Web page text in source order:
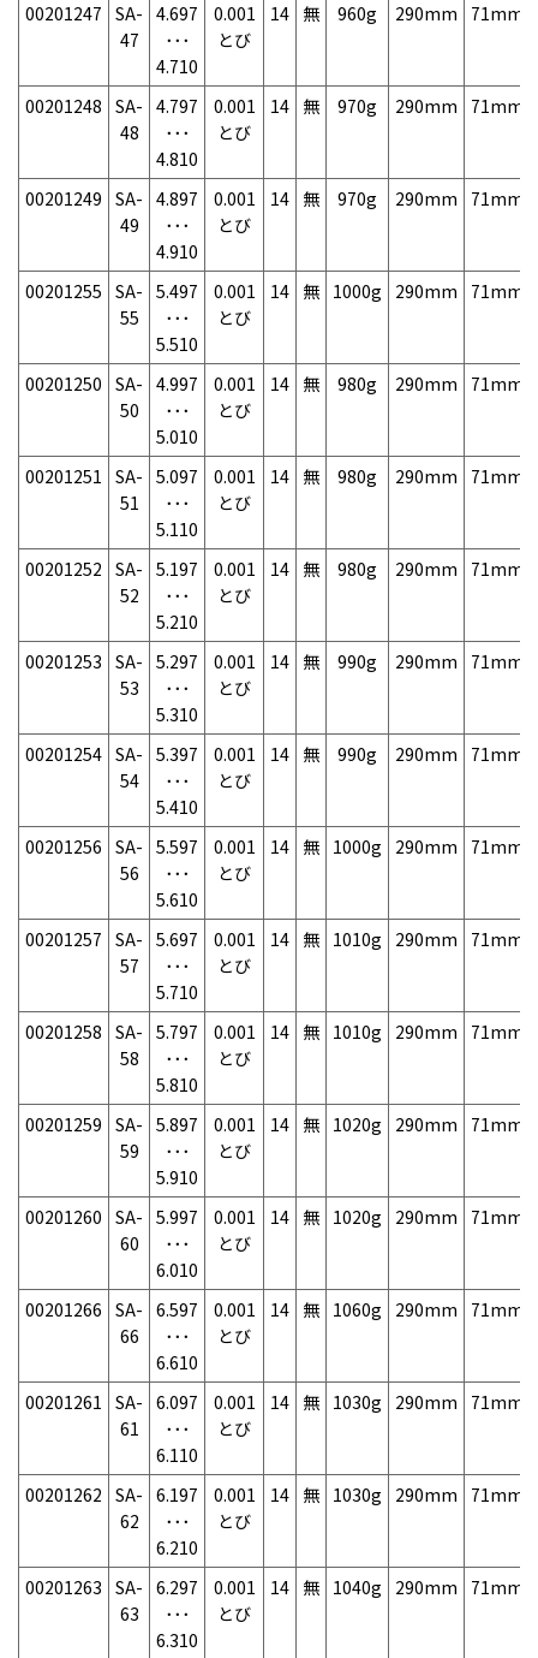
00201247 SA-
47
4.697
･･･
4.710
0.001
とび
14 無 960g 290mm 71mm
00201248 SA-
48
4.797
･･･
4.810
0.001
とび
14 無 970g 290mm 71mm
00201249 SA-
49
4.897
･･･
4.910
0.001
とび
14 無 970g 290mm 71mm
00201255 SA-
55
5.497
･･･
5.510
0.001
とび
14 無 1000g 290mm 71mm
00201250 SA-
50
4.997
･･･
5.010
0.001
とび
14 無 980g 290mm 71mm
00201251 SA-
51
5.097
･･･
5.110
0.001
とび
14 無 980g 290mm 71mm
00201252 SA-
52
5.197
･･･
5.210
0.001
とび
14 無 980g 290mm 71mm
00201253 SA-
53
5.297
･･･
5.310
0.001
とび
14 無 990g 290mm 71mm
00201254 SA-
54
5.397
･･･
5.410
0.001
とび
14 無 990g 290mm 71mm
00201256 SA-
56
5.597
･･･
5.610
0.001
とび
14 無 1000g 290mm 71mm
00201257 SA-
57
5.697
･･･
5.710
0.001
とび
14 無 1010g 290mm 71mm
00201258 SA-
58
5.797
･･･
5.810
0.001
とび
14 無 1010g 290mm 71mm
00201259 SA-
59
5.897
･･･
5.910
0.001
とび
14 無 1020g 290mm 71mm
00201260 SA-
60
5.997
･･･
6.010
0.001
とび
14 無 1020g 290mm 71mm
00201266 SA-
66
6.597
･･･
6.610
0.001
とび
14 無 1060g 290mm 71mm
00201261 SA-
61
6.097
･･･
6.110
0.001
とび
14 無 1030g 290mm 71mm
00201262 SA-
62
6.197
･･･
6.210
0.001
とび
14 無 1030g 290mm 71mm
00201263 SA-
63
6.297
･･･
6.310
0.001
とび
14 無 1040g 290mm 71mm